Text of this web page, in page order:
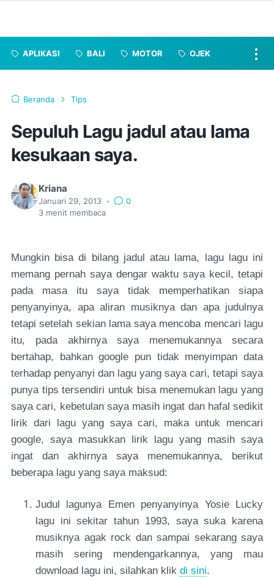
APLIKASI BALI MOTOR OJEK
Beranda Tips
Sepuluh Lagu jadul atau lama
kesukaan saya.
Kriana
Januari 29, 2013 •
0
3 menit membaca
Mungkin bisa di bilang jadul atau lama, lagu lagu ini
memang pernah saya dengar waktu saya kecil, tetapi
pada masa itu saya tidak memperhatikan siapa
penyanyinya, apa aliran musiknya dan apa judulnya
tetapi setelah sekian lama saya mencoba mencari lagu
itu, pada akhirnya saya menemukannya secara
bertahap, bahkan google pun tidak menyimpan data
terhadap penyanyi dan lagu yang saya cari, tetapi saya
punya tips tersendiri untuk bisa menemukan lagu yang
saya cari, kebetulan saya masih ingat dan hafal sedikit
lirik dari lagu yang saya cari, maka untuk mencari
google, saya masukkan lirik lagu yang masih saya
ingat dan akhirnya saya menemukannya, berikut
beberapa lagu yang saya maksud:
Judul lagunya Emen penyanyinya Yosie Lucky
lagu ini sekitar tahun 1993, saya suka karena
musiknya agak rock dan sampai sekarang saya
masih sering mendengarkannya, yang mau
download lagu ini, silahkan klik di sini.